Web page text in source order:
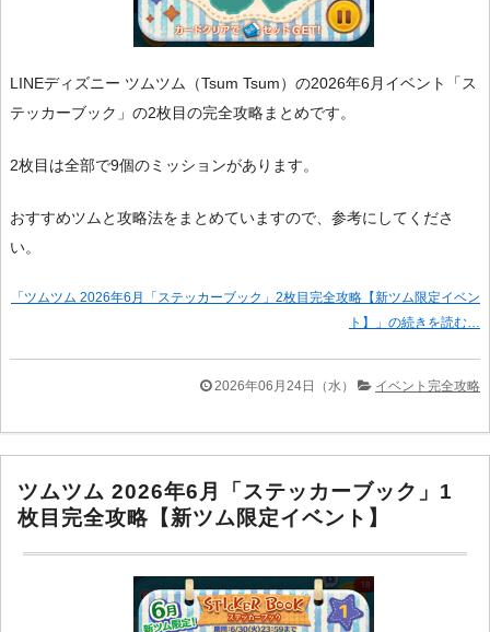
LINEディズニー ツムツム（Tsum Tsum）の2026年6月イベント「ス
テッカーブック」の2枚目の完全攻略まとめです。
2枚目は全部で9個のミッションがあります。
おすすめツムと攻略法をまとめていますので、参考にしてくださ
い。
「ツムツム 2026年6月「ステッカーブック」2枚目完全攻略【新ツム限定イベン
ト】」の続きを読む…
2026年06月24日（水） イベント完全攻略
ツムツム 2026年6月「ステッカーブック」1
枚目完全攻略【新ツム限定イベント】